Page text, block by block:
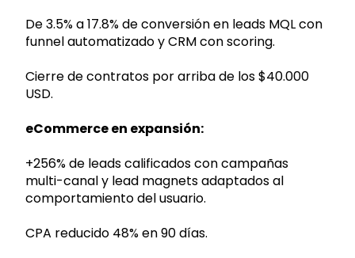
De 3.5% a 17.8% de conversión en leads MQL con
funnel automatizado y CRM con scoring.
Cierre de contratos por arriba de los $40.000
USD.
eCommerce en expansión:
+256% de leads calificados con campañas
multi-canal y lead magnets adaptados al
comportamiento del usuario.
CPA reducido 48% en 90 días.